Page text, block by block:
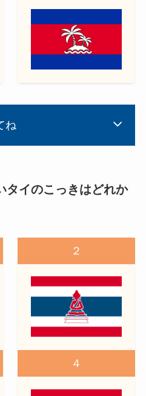
ね
タイのこっきはどれか
２
４